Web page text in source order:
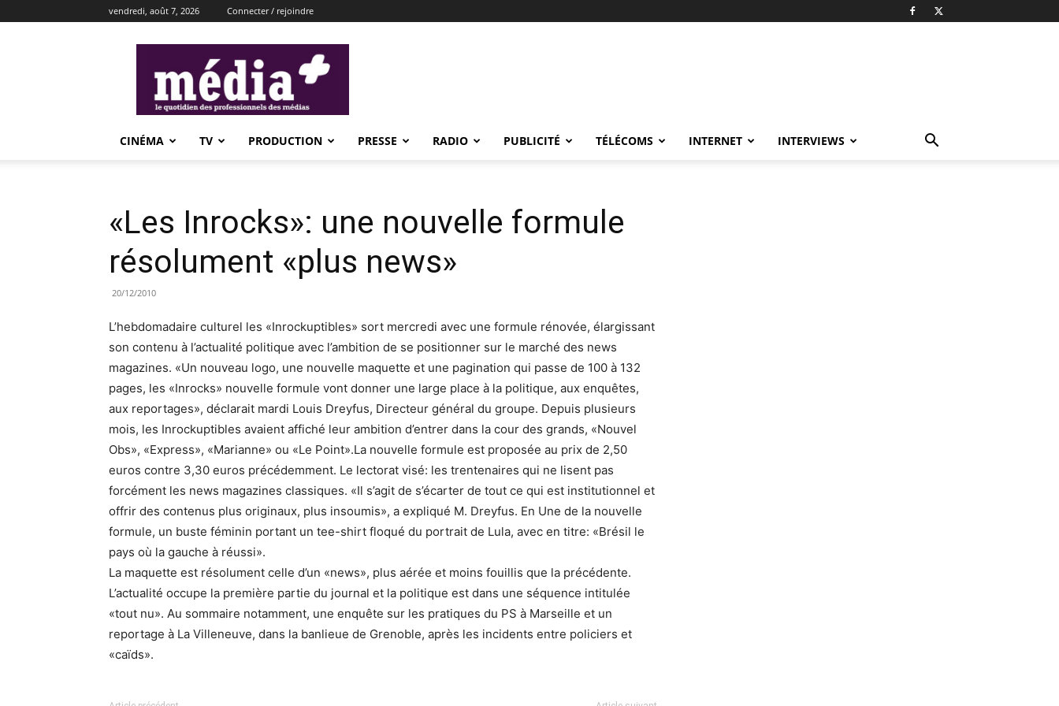
vendredi, août 7, 2026 Connecter / rejoindre
CINÉMA TV PRODUCTION PRESSE RADIO PUBLICITÉ TÉLÉCOMS INTERNET INTERVIEWS
«Les Inrocks»: une nouvelle formule
résolument «plus news»
20/12/2010
L’hebdomadaire culturel les «Inrockuptibles» sort mercredi avec une formule rénovée, élargissant
son contenu à l’actualité politique avec l’ambition de se positionner sur le marché des news
magazines. «Un nouveau logo, une nouvelle maquette et une pagination qui passe de 100 à 132
pages, les «Inrocks» nouvelle formule vont donner une large place à la politique, aux enquêtes,
aux reportages», déclarait mardi Louis Dreyfus, Directeur général du groupe. Depuis plusieurs
mois, les Inrockuptibles avaient affiché leur ambition d’entrer dans la cour des grands, «Nouvel
Obs», «Express», «Marianne» ou «Le Point».La nouvelle formule est proposée au prix de 2,50
euros contre 3,30 euros précédemment. Le lectorat visé: les trentenaires qui ne lisent pas
forcément les news magazines classiques. «Il s’agit de s’écarter de tout ce qui est institutionnel et
offrir des contenus plus originaux, plus insoumis», a expliqué M. Dreyfus. En Une de la nouvelle
formule, un buste féminin portant un tee-shirt floqué du portrait de Lula, avec en titre: «Brésil le
pays où la gauche à réussi».
La maquette est résolument celle d’un «news», plus aérée et moins fouillis que la précédente.
L’actualité occupe la première partie du journal et la politique est dans une séquence intitulée
«tout nu». Au sommaire notamment, une enquête sur les pratiques du PS à Marseille et un
reportage à La Villeneuve, dans la banlieue de Grenoble, après les incidents entre policiers et
«caïds».